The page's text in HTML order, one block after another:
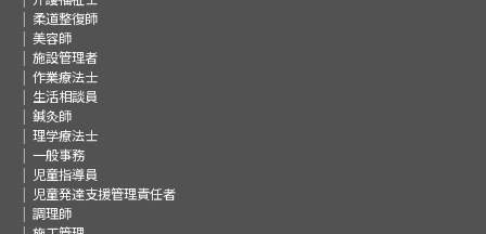
柔道整復師
美容師
施設管理者
作業療法士
生活相談員
鍼灸師
理学療法士
一般事務
児童指導員
児童発達支援管理責任者
調理師